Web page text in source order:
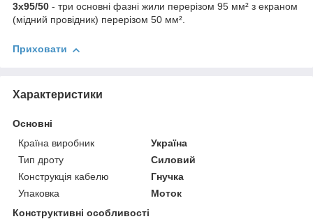
3х95/50 - три основні фазні жили перерізом 95 мм² з екраном
(мідний провідник) перерізом 50 мм².
Приховати
Характеристики
Основні
Країна виробник
Україна
Тип дроту
Силовий
Конструкція кабелю
Гнучка
Упаковка
Моток
Конструктивні особливості